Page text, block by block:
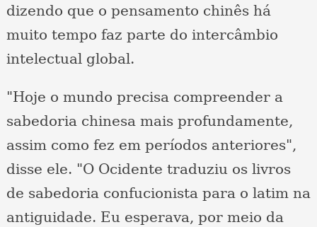
dizendo que o pensamento chinês há
muito tempo faz parte do intercâmbio
intelectual global.
"Hoje o mundo precisa compreender a
sabedoria chinesa mais profundamente,
assim como fez em períodos anteriores",
disse ele. "O Ocidente traduziu os livros
de sabedoria confucionista para o latim na
antiguidade. Eu esperava, por meio da